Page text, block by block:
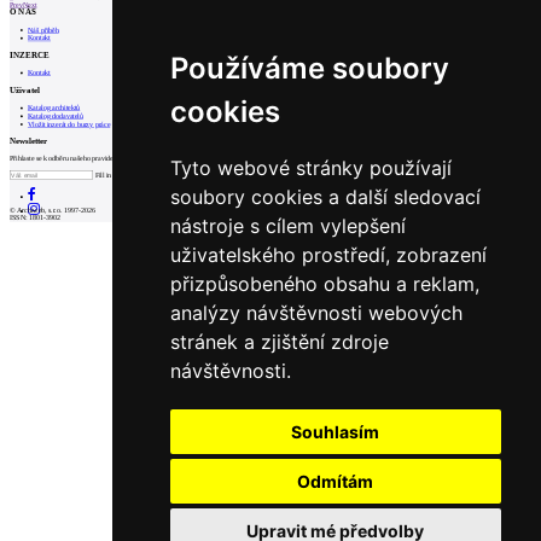
Používáme soubory
cookies
Tyto webové stránky používají
soubory cookies a další sledovací
nástroje s cílem vylepšení
uživatelského prostředí, zobrazení
přizpůsobeného obsahu a reklam,
analýzy návštěvnosti webových
stránek a zjištění zdroje
návštěvnosti.
Souhlasím
Odmítám
Upravit mé předvolby
PrevNext
O NÁS
Náš příběh
Kontakt
INZERCE
Kontakt
Uživatel
Katalog architektů
Katalog dodavatelů
Vložit inzerát do burzy práce
Newsletter
Přihlaste se k odběru našeho pravidelného týdenního newsletteru:
Fill in „nospam“
© Archiweb, s.r.o. 1997-2026
ISSN: 1801-3902